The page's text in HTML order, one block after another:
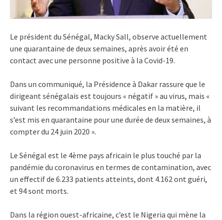
Le président du Sénégal, Macky Sall, observe actuellement
une quarantaine de deux semaines, après avoir été en
contact avec une personne positive à la Covid-19.
Dans un communiqué, la Présidence à Dakar rassure que le
dirigeant sénégalais est toujours « négatif » au virus, mais «
suivant les recommandations médicales en la matière, il
s’est mis en quarantaine pour une durée de deux semaines, à
compter du 24 juin 2020 ».
Le Sénégal est le 4ème pays africain le plus touché par la
pandémie du coronavirus en termes de contamination, avec
un effectif de 6.233 patients atteints, dont 4.162 ont guéri,
et 94 sont morts.
Dans la région ouest-africaine, c’est le Nigeria qui mène la